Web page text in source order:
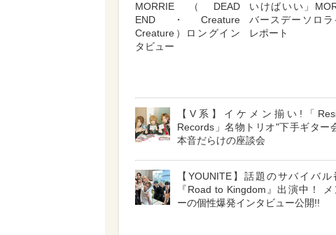
MORRIE（DEAD
END・Creature
Creature）ロングイン
タビュー
いけばいい」
バースデーソロラ
レポート
【V系】イケメン揃い!「
Records」名物トリオ"下手ギター
本音だらけの座談会
【YOUNITE】話題のサバイバル
『Road to Kingdom』出演中！
ーの個性爆発インタビュー公開!!